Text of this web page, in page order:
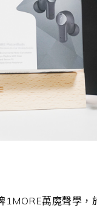
1MORE萬魔聲學